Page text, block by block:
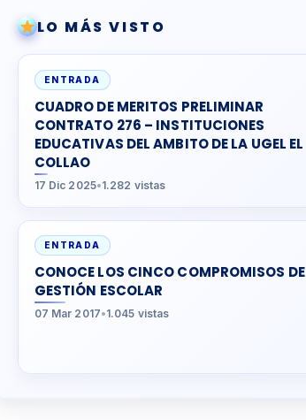
LO MÁS VISTO
ENTRADA
CUADRO DE MERITOS PRELIMINAR
CONTRATO 276 – INSTITUCIONES
EDUCATIVAS DEL AMBITO DE LA UGEL EL
COLLAO
17 Dic 2025•1.282 vistas
ENTRADA
CONOCE LOS CINCO COMPROMISOS DE
GESTIÓN ESCOLAR
07 Mar 2017•1.045 vistas